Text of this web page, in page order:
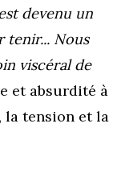
devenu un
tenir... Nous
viscéral de
et absurdité à
la tension et la